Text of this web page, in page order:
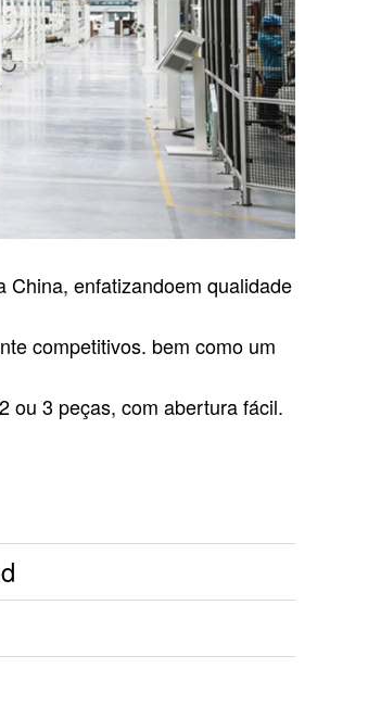
China, enfatizandoem qualidade
competitivos. bem como um
ou 3 peças, com abertura fácil.